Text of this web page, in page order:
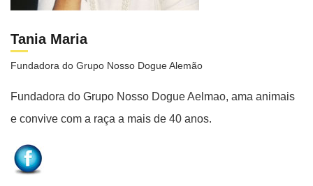
Tania Maria
Fundadora do Grupo Nosso Dogue Alemão
Fundadora do Grupo Nosso Dogue Aelmao, ama animais
e convive com a raça a mais de 40 anos.